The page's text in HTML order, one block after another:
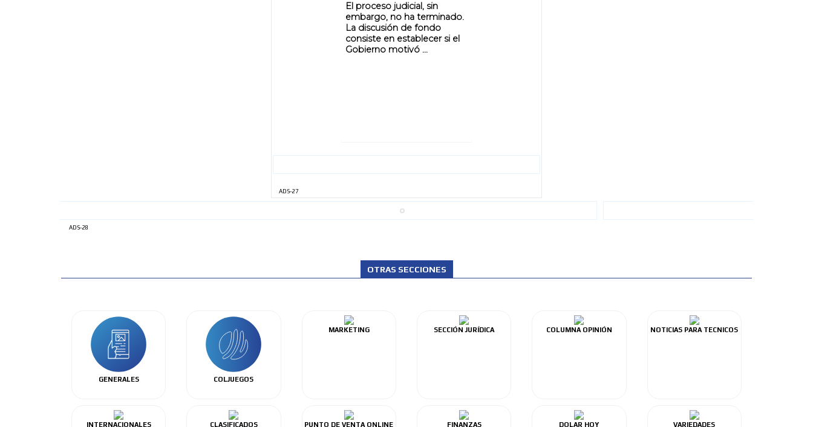
El proceso judicial, sin
embargo, no ha terminado.
La discusión de fondo
consiste en establecer si el
Gobierno motivó ...
ADS-27
ADS-28
OTRAS SECCIONES
GENERALES COLJUEGOS
MARKETING SECCIÓN JURÍDICA COLUMNA OPINIÓN NOTICIAS PARA TECNICOS
INTERNACIONALES CLASIFICADOS PUNTO DE VENTA ONLINE FINANZAS DOLAR HOY VARIEDADES